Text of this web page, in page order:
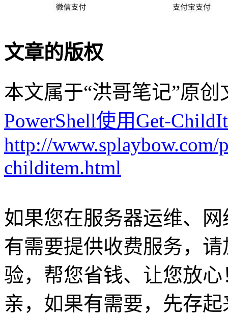
文章的版权
本文属于“洪哥笔记”原
PowerShell使用Get-
http://www.splaybow.com/
childitem.html
如果您在服务器运维、
有需要提供收费服务，
验，帮您省钱、让您放心
亲，如果有需要，先存